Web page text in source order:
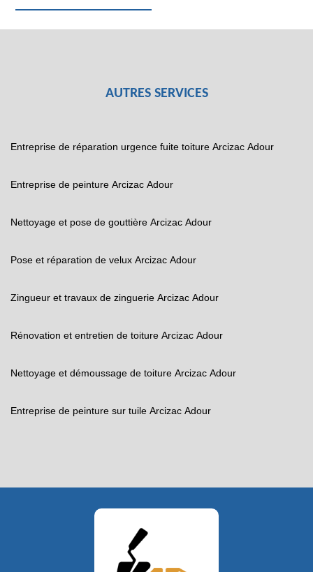
AUTRES SERVICES
Entreprise de réparation urgence fuite toiture Arcizac Adour
Entreprise de peinture Arcizac Adour
Nettoyage et pose de gouttière Arcizac Adour
Pose et réparation de velux Arcizac Adour
Zingueur et travaux de zinguerie Arcizac Adour
Rénovation et entretien de toiture Arcizac Adour
Nettoyage et démoussage de toiture Arcizac Adour
Entreprise de peinture sur tuile Arcizac Adour